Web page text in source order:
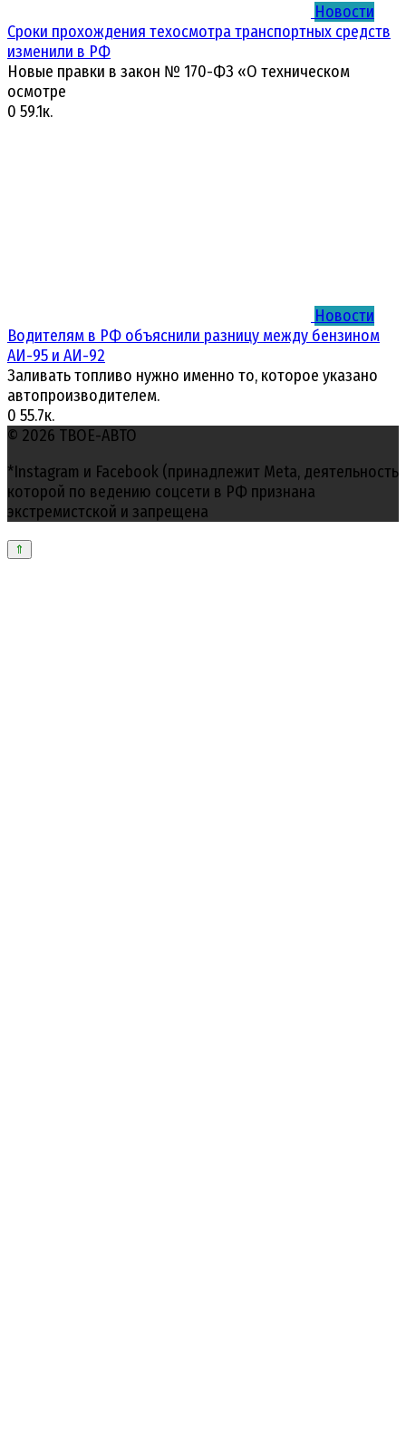
Новости
Сроки прохождения техосмотра транспортных средств
изменили в РФ
Новые правки в закон № 170-ФЗ «О техническом
осмотре
0 59.1к.
Новости
Водителям в РФ объяснили разницу между бензином
АИ-95 и АИ-92
Заливать топливо нужно именно то, которое указано
автопроизводителем.
0 55.7к.
© 2026 ТВОЕ-АВТО
*Instagram и Facebook (принадлежит Meta, деятельность
которой по ведению соцсети в РФ признана
экстремистской и запрещена